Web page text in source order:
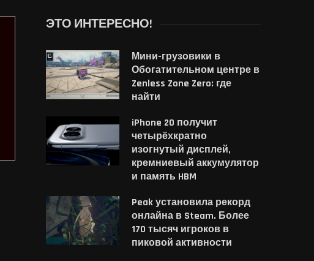
ЭТО ИНТЕРЕСНО!
Мини-грузовики в
Обогатительном центре в
Zenless Zone Zero: где
найти
iPhone 20 получит
четырёхкратно
изогнутый дисплей,
кремниевый аккумулятор
и память HBM
Peak установила рекорд
онлайна в Steam. Более
170 тысяч игроков в
пиковой активности